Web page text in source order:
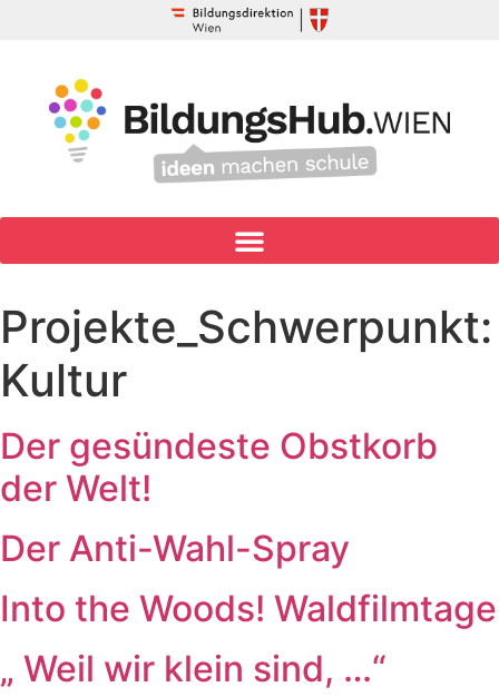
Projekte_Schwerpunkt:
Kultur
Der gesündeste Obstkorb
der Welt!
Der Anti-Wahl-Spray
Into the Woods! Waldfilmtage
„ Weil wir klein sind, …“